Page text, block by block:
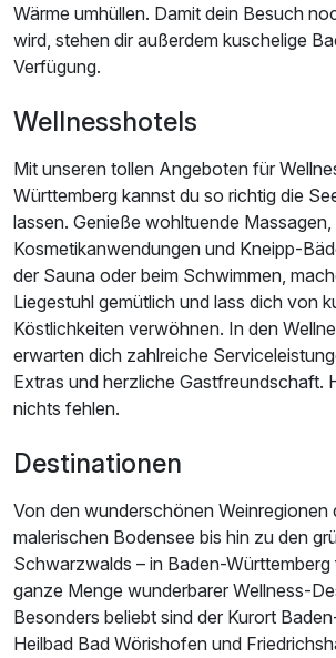
Wärme umhüllen. Damit dein Besuch
wird, stehen dir außerdem kuschelige
Verfügung.
Wellnesshotels
Mit unseren tollen Angeboten für
Württemberg kannst du so richtig die
lassen. Genieße wohltuende
Kosmetikanwendungen und Kneipp-
der Sauna oder beim Schwimmen,
Liegestuhl gemütlich und lass dich von
Köstlichkeiten verwöhnen. In den
erwarten dich zahlreiche
Extras und herzliche Gastfreundschaft.
nichts fehlen.
Destinationen
Von den wunderschönen Weinregionen
malerischen Bodensee bis hin zu den
Schwarzwalds – in Baden-Württemberg
ganze Menge wunderbarer Wellness-
Besonders beliebt sind der Kurort
Heilbad Bad Wörishofen und